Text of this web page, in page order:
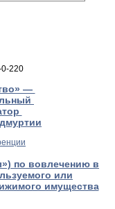
0-220
—
по вовлечению в
или
имущества